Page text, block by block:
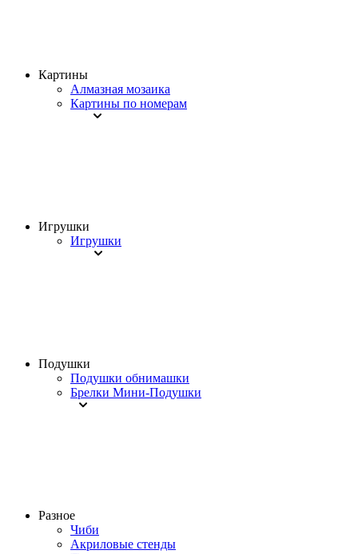
Картины
Алмазная мозаика
Картины по номерам
Игрушки
Игрушки
Подушки
Подушки обнимашки
Брелки Мини-Подушки
Разное
Чиби
Акриловые стенды